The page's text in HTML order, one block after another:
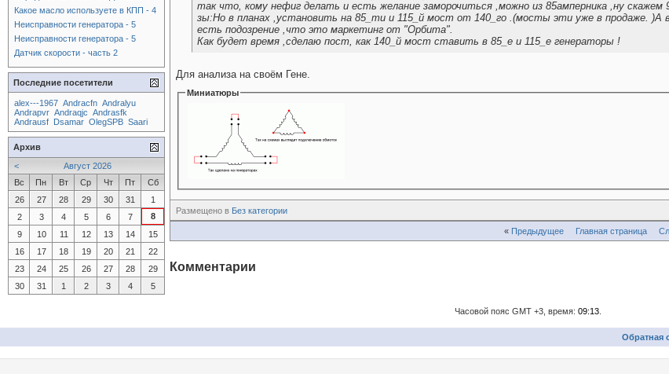
так что, кому нефиг делать и есть желание заморочиться ,можно из 85амперника ,ну скажем
зы:Но в планах ,установить на 85_ти и 115_й мост от 140_го .(мосты эти уже в продаже.
есть подозрение ,что это маркетинг от "Орбита".
Как будет время ,сделаю пост, как 140_й мост ставить в 85_е и 115_е генераторы !
Для анализа на своём Гене.
Миниатюры
Размещено в Без категории
« Предыдущее Главная страница
Комментарии
Какое масло используете в КПП - 4
Неисправности генератора - 5
Неисправности генератора - 5
Датчик скорости - часть 2
Последние посетители
alex---1967 Andracfn Andralyu
Andrapvr Andraqjc Andrasfk
Andrausf Dsamar OlegSPB Saari
Архив
<
Август 2026
Вс
Пн Вт Ср Чт Пт
Сб
26
27 28 29 30 31
1
2
3 4 5 6 7
8
9
10 11 12 13 14
15
16
17 18 19 20 21
22
23
24 25 26 27 28
29
30
31 1 2 3 4 5
Часовой пояс GMT +3, время: 09:13.
Обратная